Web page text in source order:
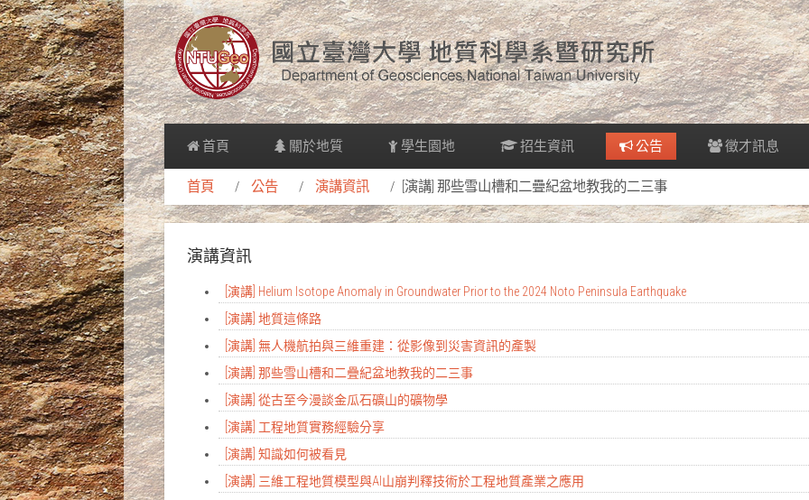
首頁 關於地質 學生園地 招生資訊 公告 徵才訊息
首頁 公告 演講資訊 [演講] 那些雪山槽和二疊紀盆地教我的二三事
演講資訊
[演講] Helium Isotope Anomaly in Groundwater Prior to the 2024 Noto Peninsula Earthquake
[演講] 地質這條路
[演講] 無人機航拍與三維重建：從影像到災害資訊的產製
[演講] 那些雪山槽和二疊紀盆地教我的二三事
[演講] 從古至今漫談金瓜石礦山的礦物學
[演講] 工程地質實務經驗分享
[演講] 知識如何被看見
[演講] 三維工程地質模型與AI山崩判釋技術於工程地質產業之應用